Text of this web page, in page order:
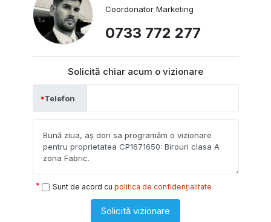
Coordonator Marketing
0733 772 277
Solicită chiar acum o vizionare
Telefon
Sunt de acord cu politica de confidențialitate
Solicită vizionare